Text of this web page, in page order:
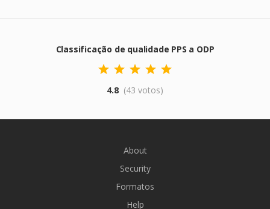
Classificação de qualidade PPS a ODP
4.8 (43 votos)
About
Security
Formatos
Help